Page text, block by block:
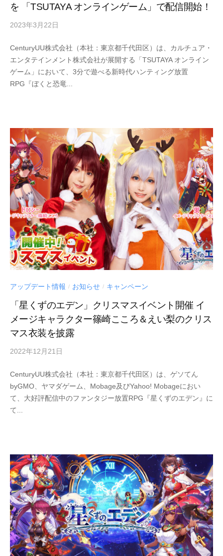
を 「TSUTAYA オンラインゲーム」で配信開始！
2023年3月22日
UU
CenturyUU株式会社（本社：東京都千代田区）は、カルチュア・
エンタテインメント株式会社が展開する「TSUTAYA オンライン
ゲーム」において、3分で遊べる新時代ハンティング放置
RPG『ぼくと恐竜...
アップデート情報 / お知らせ / キャンペーン
「星くずのエデン」クリスマスイベント開催 イ
メージキャラクター篠崎こころ＆えい梨のクリス
マス衣装を披露
2022年12月21日
UU
CenturyUU株式会社（本社：東京都千代田区）は、ゲソてん
byGMO、ヤマダゲーム、Mobage及びYahoo! Mobageにおい
て、大好評配信中のファンタジー放置RPG『星くずのエデン』に
て...